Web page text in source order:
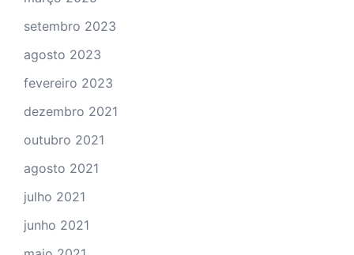
setembro 2023
agosto 2023
fevereiro 2023
dezembro 2021
outubro 2021
agosto 2021
julho 2021
junho 2021